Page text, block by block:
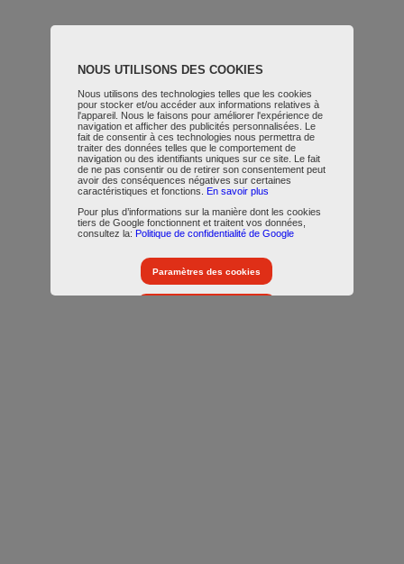
NOUS UTILISONS DES COOKIES
Nous utilisons des technologies telles que les cookies
pour stocker et/ou accéder aux informations relatives à
l'appareil. Nous le faisons pour améliorer l'expérience de
navigation et afficher des publicités personnalisées. Le
fait de consentir à ces technologies nous permettra de
traiter des données telles que le comportement de
navigation ou des identifiants uniques sur ce site. Le fait
de ne pas consentir ou de retirer son consentement peut
avoir des conséquences négatives sur certaines
caractéristiques et fonctions. En savoir plus
Pour plus d’informations sur la manière dont les cookies
tiers de Google fonctionnent et traitent vos données,
consultez la: Politique de confidentialité de Google
Paramètres des cookies